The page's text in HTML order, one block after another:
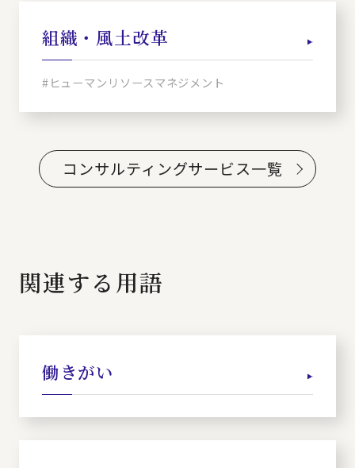
組織・風土改革
#ヒューマンリソースマネジメント
コンサルティングサービス一覧
関連する用語
働きがい